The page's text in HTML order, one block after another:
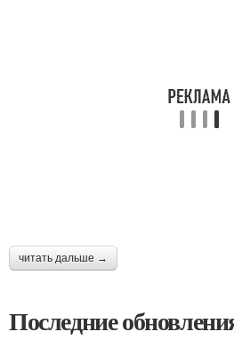
читать дальше →
Последние